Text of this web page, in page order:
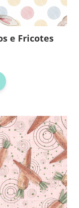
e Fricotes